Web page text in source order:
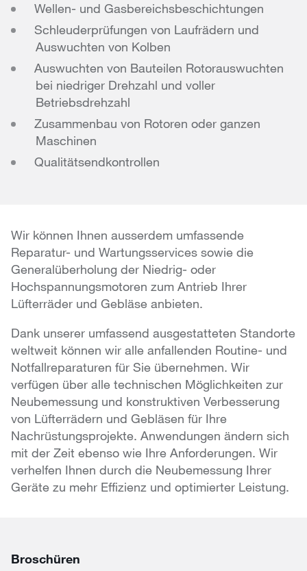
Wellen- und Gasbereichsbeschichtungen
Schleuderprüfungen von Laufrädern und
Auswuchten von Kolben
Auswuchten von Bauteilen Rotorauswuchten
bei niedriger Drehzahl und voller
Betriebsdrehzahl
Zusammenbau von Rotoren oder ganzen
Maschinen
Qualitätsendkontrollen
Wir können Ihnen ausserdem umfassende
Reparatur- und Wartungsservices sowie die
Generalüberholung der Niedrig- oder
Hochspannungsmotoren zum Antrieb Ihrer
Lüfterräder und Gebläse anbieten.
Dank unserer umfassend ausgestatteten Standorte
weltweit können wir alle anfallenden Routine- und
Notfallreparaturen für Sie übernehmen. Wir
verfügen über alle technischen Möglichkeiten zur
Neubemessung und konstruktiven Verbesserung
von Lüfterrädern und Gebläsen für Ihre
Nachrüstungsprojekte. Anwendungen ändern sich
mit der Zeit ebenso wie Ihre Anforderungen. Wir
verhelfen Ihnen durch die Neubemessung Ihrer
Geräte zu mehr Effizienz und optimierter Leistung.
Broschüren